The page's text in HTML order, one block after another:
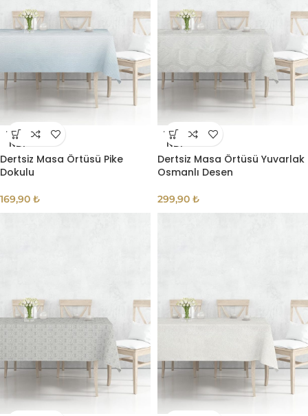
TÜKE
NDI
Dertsiz Masa Örtüsü Pike
Dokulu
169,90 ₺
TÜKE
NDI
Dertsiz Masa Örtüsü Yuvarlak
Osmanlı Desen
299,90 ₺